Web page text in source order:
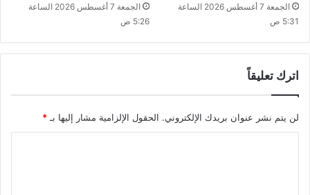
الجمعة 7 أغسطس 2026 الساعة
5:31 ص
الجمعة 7 أغسطس 2026 الساعة
5:26 ص
اترك تعليقاً
لن يتم نشر عنوان بريدك الإلكتروني. الحقول الإلزامية مشار إليها بـ *